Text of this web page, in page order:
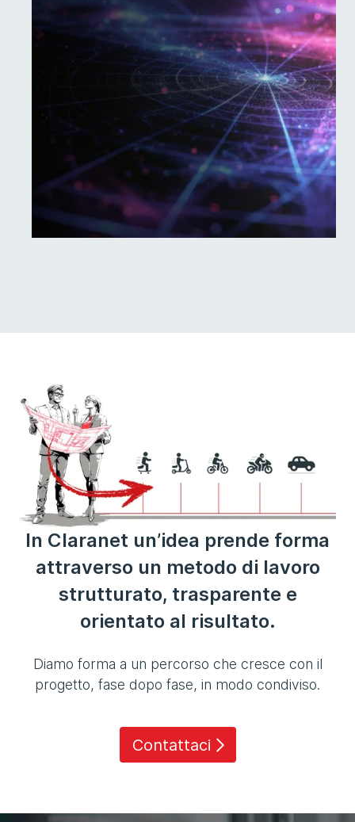
software su misura che
rispondono ai tuoi processi,
non il contrario.
Dal wireframe all’applicativo
completo, ogni funzione nasce
da un’esigenza reale.
In Claranet un’idea prende forma
attraverso un metodo di lavoro
strutturato, trasparente e
orientato al risultato.
Diamo forma a un percorso che cresce con il
progetto, fase dopo fase, in modo condiviso.
Contattaci